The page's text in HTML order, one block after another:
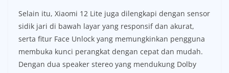
Selain itu, Xiaomi 12 Lite juga dilengkapi dengan sensor
sidik jari di bawah layar yang responsif dan akurat,
serta fitur Face Unlock yang memungkinkan pengguna
membuka kunci perangkat dengan cepat dan mudah.
Dengan dua speaker stereo yang mendukung Dolby